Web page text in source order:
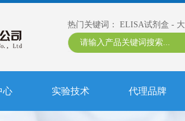
热门关键词： ELISA试剂盒 -
心 实验技术 代理品牌